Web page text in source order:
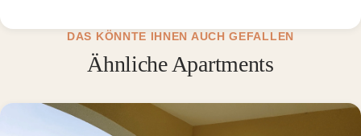
DAS KÖNNTE IHNEN AUCH GEFALLEN
Ähnliche Apartments
Read about Apartment 2